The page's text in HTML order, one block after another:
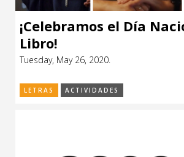
¡Celebramos el Día
Libro!
Tuesday, May 26, 2020.
LETRAS ACTIVIDADES